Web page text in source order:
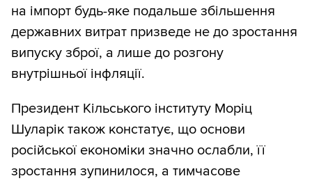
на імпорт будь-яке подальше збільшення
державних витрат призведе не до зростання
випуску зброї, а лише до розгону
внутрішньої інфляції.
Президент Кільського інституту Моріц
Шуларік також констатує, що основи
російської економіки значно ослабли, її
зростання зупинилося, а тимчасове